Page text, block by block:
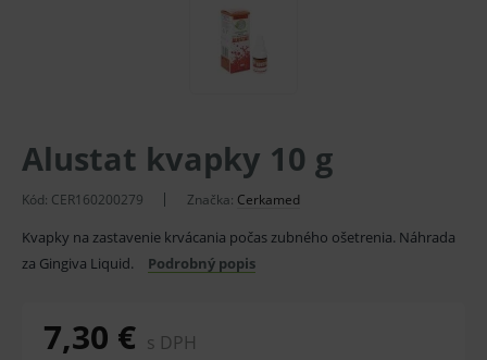
Alustat kvapky 10 g
Kód: CER160200279 Značka: Cerkamed
Kvapky na zastavenie krvácania počas zubného ošetrenia. Náhrada
za Gingiva Liquid.
Podrobný popis
7,30 € s DPH